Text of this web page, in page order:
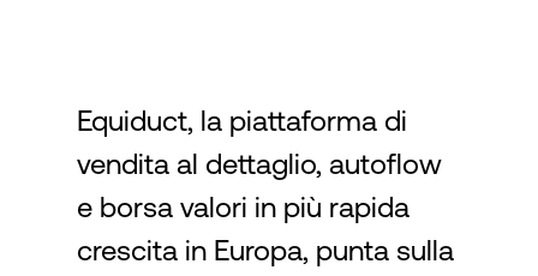
Language
Accesso
Equiduct, la piattaforma di
vendita al dettaglio, autoflow
e borsa valori in più rapida
crescita in Europa, punta sulla